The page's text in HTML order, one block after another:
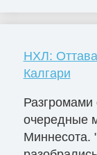
НХЛ:
Калгари
Разгромами
очередные
Миннесота.